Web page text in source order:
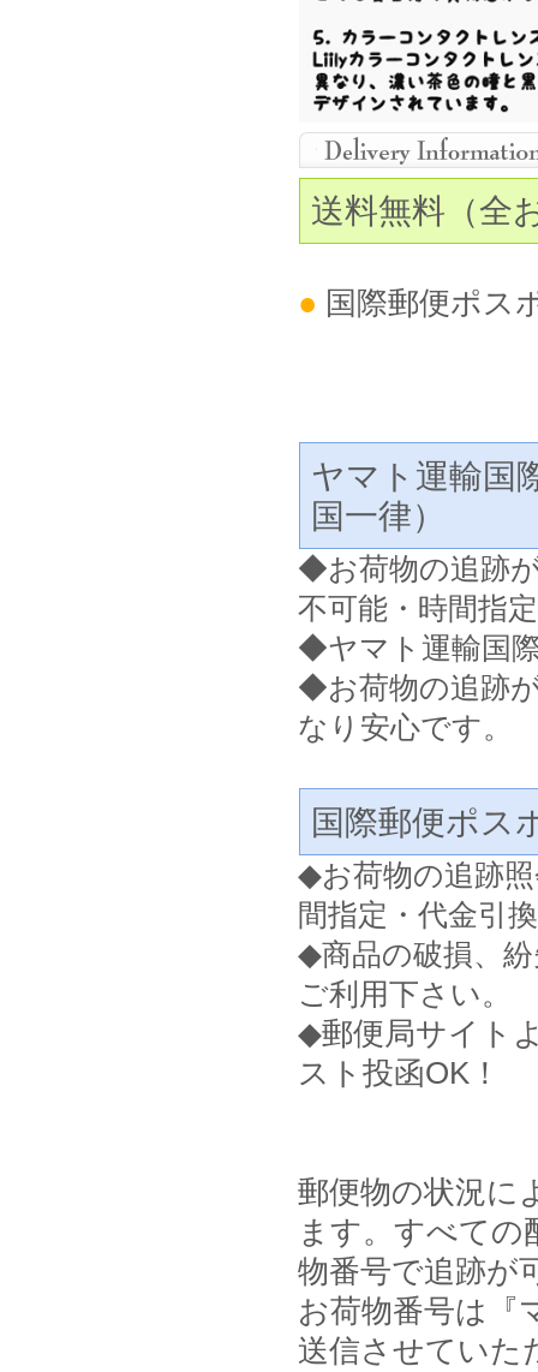
送料無料（全
● 国際郵便ポス
ヤマト運輸国
国一律）
◆お荷物の追跡
不可能・時間指
◆ヤマト運輸国
◆お荷物の追跡
なり安心です。
国際郵便ポス
◆お荷物の追跡
間指定・代金引
◆商品の破損、
ご利用下さい。
◆郵便局サイト
スト投函OK！
郵便物の状況に
ます。すべての
物番号で追跡が
お荷物番号は『
送信させていた